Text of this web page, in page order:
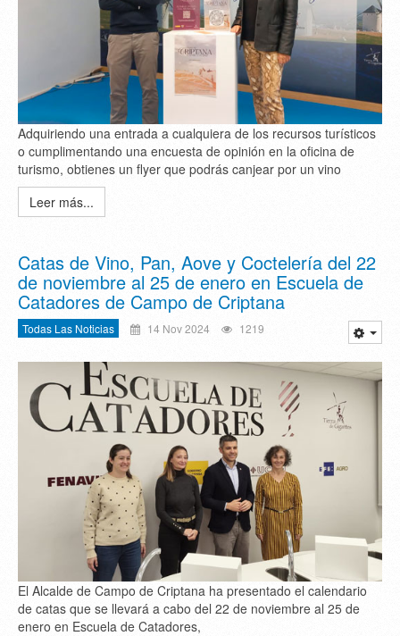
Adquiriendo una entrada a cualquiera de los recursos turísticos
o cumplimentando una encuesta de opinión en la oficina de
turismo, obtienes un flyer que podrás canjear por un vino
Leer más...
Catas de Vino, Pan, Aove y Coctelería del 22
de noviembre al 25 de enero en Escuela de
Catadores de Campo de Criptana
Todas Las Noticias 14 Nov 2024 1219
El Alcalde de Campo de Criptana ha presentado el calendario
de catas que se llevará a cabo del 22 de noviembre al 25 de
enero en Escuela de Catadores,